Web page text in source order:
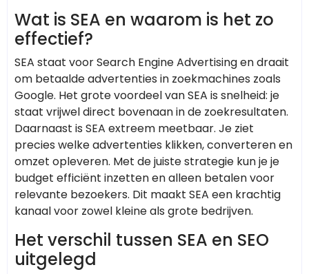
Wat is SEA en waarom is het zo
effectief?
SEA staat voor Search Engine Advertising en draait
om betaalde advertenties in zoekmachines zoals
Google. Het grote voordeel van SEA is snelheid: je
staat vrijwel direct bovenaan in de zoekresultaten.
Daarnaast is SEA extreem meetbaar. Je ziet
precies welke advertenties klikken, converteren en
omzet opleveren. Met de juiste strategie kun je je
budget efficiënt inzetten en alleen betalen voor
relevante bezoekers. Dit maakt SEA een krachtig
kanaal voor zowel kleine als grote bedrijven.
Het verschil tussen SEA en SEO
uitgelegd